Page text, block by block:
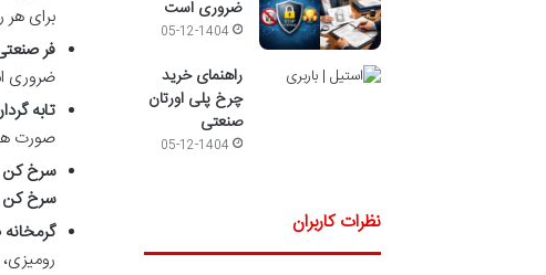
برای هر
فر
ضروری
تابه
صورت
سرخ
سرخ
ضروری است
05-12-1404
راهنمای خرید
چرخ پلی اورتان
صنعتی
05-12-1404
نظرات کاربران